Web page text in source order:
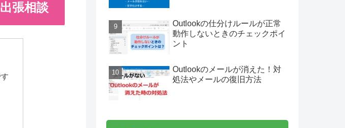
張相談
Outlookの仕分けルールが正常
動作しないときのチェックポイ
ント
Outlookのメールが消えた！対
処法やメールの復旧方法